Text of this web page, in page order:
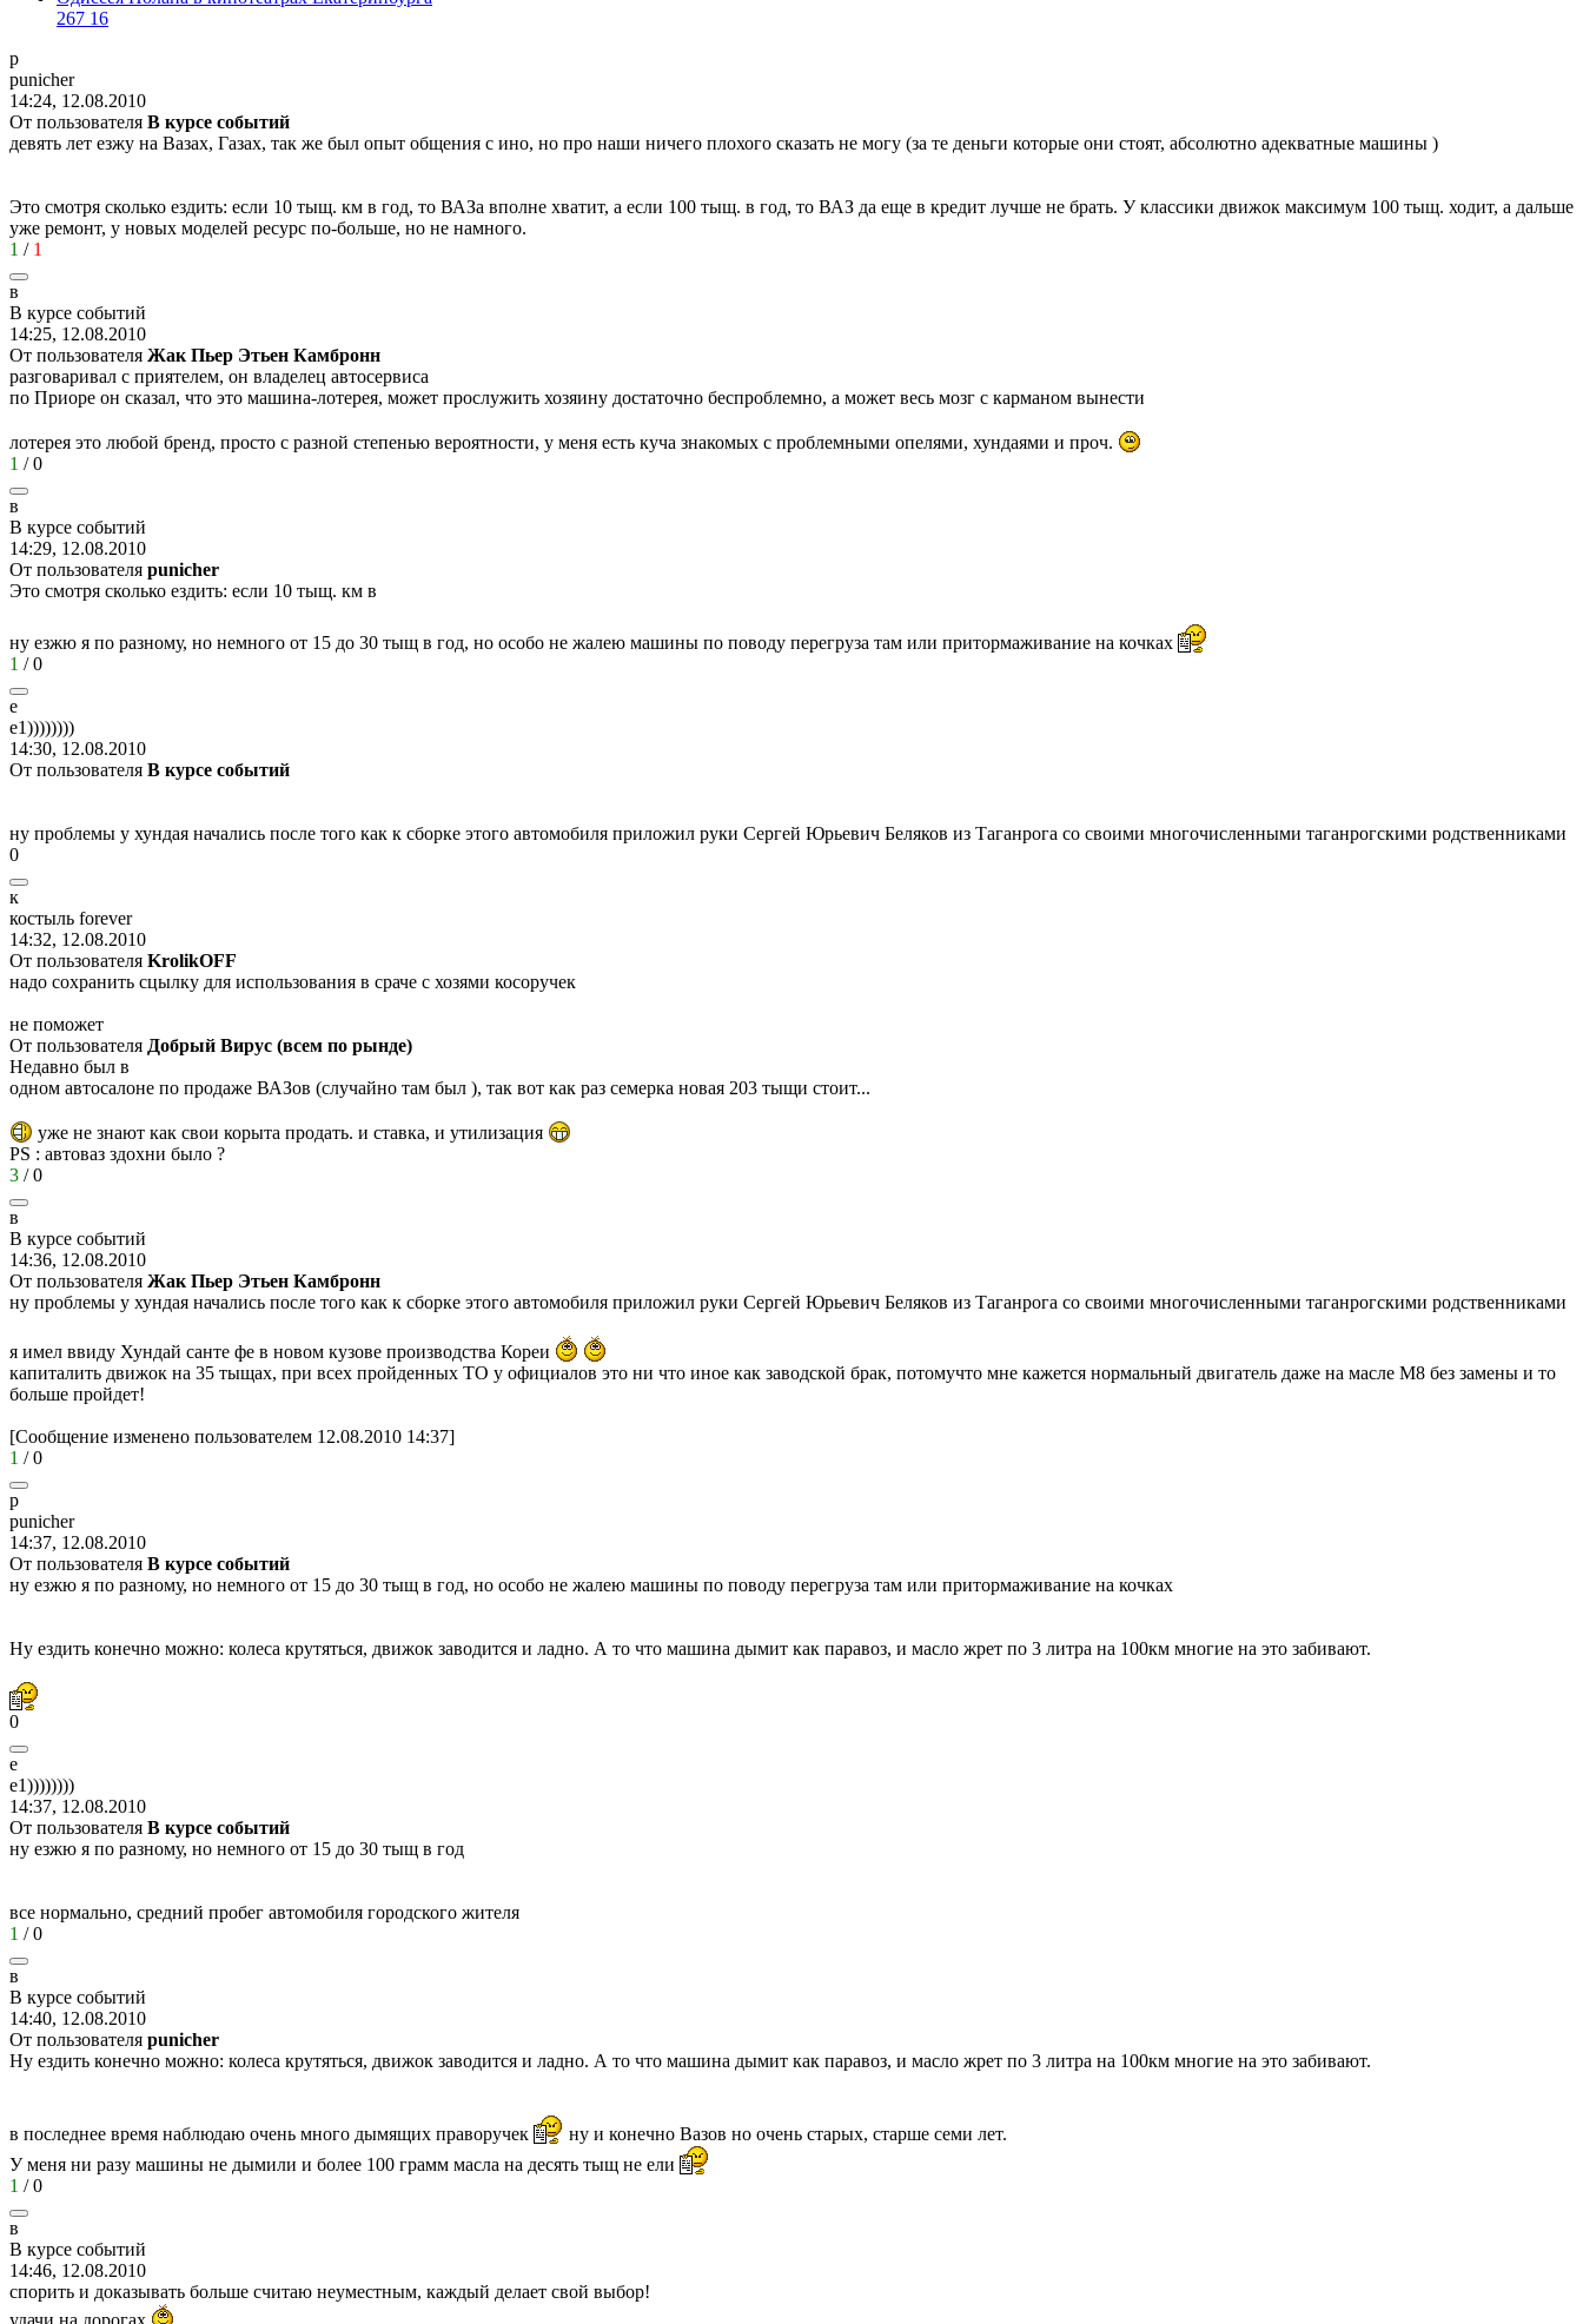
267 16
p
punichеr
14:24, 12.08.2010
От пользователя В курсе событий
девять лет езжу на Вазах, Газах, так же был опыт общения с ино, но про наши ничего плохого сказать не могу (за те деньги которые они стоят, абсолютно адекватные машины )
Это смотря сколько ездить: если 10 тыщ. км в год, то ВАЗа вполне хватит, а если 100 тыщ. в год, то ВАЗ да еще в кредит лучше не брать. У классики движок максимум 100 тыщ. ходит, а дальше
уже ремонт, у новых моделей ресурс по-больше, но не намного.
1 / 1
в
В курсе событий
14:25, 12.08.2010
От пользователя Жак Пьер Этьен Камбронн
разговаривал с приятелем, он владелец автосервиса
по Приоре он сказал, что это машина-лотерея, может прослужить хозяину достаточно беспроблемно, а может весь мозг с карманом вынести
лотерея это любой бренд, просто с разной степенью вероятности, у меня есть куча знакомых с проблемными опелями, хундаями и проч.
1 /0
в
В курсе событий
14:29, 12.08.2010
От пользователя punichеr
Это смотря сколько ездить: если 10 тыщ. км в
ну езжю я по разному, но немного от 15 до 30 тыщ в год, но особо не жалею машины по поводу перегруза там или притормаживание на кочках
1 /0
e
e1))))))))
14:30, 12.08.2010
От пользователя В курсе событий
ну проблемы у хундая начались после того как к сборке этого автомобиля приложил руки Сергей Юрьевич Беляков из Таганрога со своими многочисленными таганрогскими родственниками
0
к
костыль forever
14:32, 12.08.2010
От пользователя KrolikOFF
надо сохранить сцылку для использования в сраче с хозями косоручек
не поможет
От пользователя Добрый Вируc (всем по рынде)
Недавно был в
одном автосалоне по продаже ВАЗов (случайно там был ), так вот как раз семерка новая 203 тыщи стоит...
уже не знают как свои корыта продать. и ставка, и утилизация
PS : автоваз здохни было ?
3 /0
в
В курсе событий
14:36, 12.08.2010
От пользователя Жак Пьер Этьен Камбронн
ну проблемы у хундая начались после того как к сборке этого автомобиля приложил руки Сергей Юрьевич Беляков из Таганрога со своими многочисленными таганрогскими родственниками
я имел ввиду Хундай санте фе в новом кузове производства Кореи
капиталить движок на 35 тыщах, при всех пройденных ТО у официалов это ни что иное как заводской брак, потомучто мне кажется нормальный двигатель даже на масле М8 без замены и то
больше пройдет!
[Сообщение изменено пользователем 12.08.2010 14:37]
1 /0
p
punichеr
14:37, 12.08.2010
От пользователя В курсе событий
ну езжю я по разному, но немного от 15 до 30 тыщ в год, но особо не жалею машины по поводу перегруза там или притормаживание на кочках
Ну ездить конечно можно: колеса крутяться, движок заводится и ладно. А то что машина дымит как паравоз, и масло жрет по 3 литра на 100км многие на это забивают.
0
e
e1))))))))
14:37, 12.08.2010
От пользователя В курсе событий
ну езжю я по разному, но немного от 15 до 30 тыщ в год
все нормально, средний пробег автомобиля городского жителя
1 /0
в
В курсе событий
14:40, 12.08.2010
От пользователя punichеr
Ну ездить конечно можно: колеса крутяться, движок заводится и ладно. А то что машина дымит как паравоз, и масло жрет по 3 литра на 100км многие на это забивают.
в последнее время наблюдаю очень много дымящих праворучек
ну и конечно Вазов но очень старых, старше семи лет.
У меня ни разу машины не дымили и более 100 грамм масла на десять тыщ не ели
1 /0
в
В курсе событий
14:46, 12.08.2010
спорить и доказывать больше считаю неуместным, каждый делает свой выбор!
удачи на дорогах